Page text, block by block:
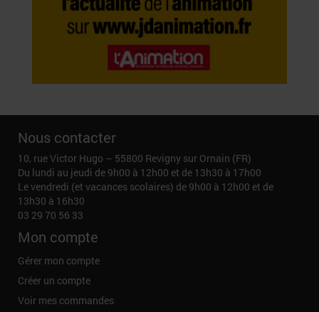
Nous contacter
10, rue Victor Hugo – 55800 Revigny sur Ornain (FR)
Du lundi au jeudi de 9h00 à 12h00 et de 13h30 à 17h00
Le vendredi (et vacances scolaires) de 9h00 à 12h00 et de
13h30 à 16h30
03 29 70 56 33
Mon compte
Gérer mon compte
Créer un compte
Voir mes commandes